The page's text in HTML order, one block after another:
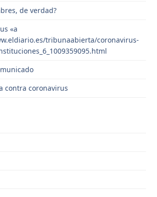
de verdad?
«a
tribunaabierta/coronavirus-
contra coronavirus